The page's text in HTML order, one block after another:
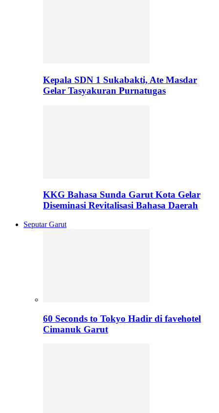
Kepala SDN 1 Sukabakti, Ate Masdar
Gelar Tasyakuran Purnatugas
KKG Bahasa Sunda Garut Kota Gelar
Diseminasi Revitalisasi Bahasa Daerah
Seputar Garut
60 Seconds to Tokyo Hadir di favehotel
Cimanuk Garut